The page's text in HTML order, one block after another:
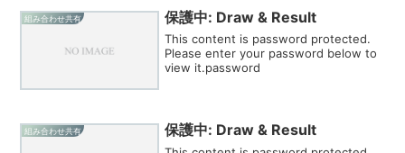
組み合わせ共有 保護中: Draw & Result
This content is password protected.
Please enter your password below to
view it.password
組み合わせ共有 保護中: Draw & Result